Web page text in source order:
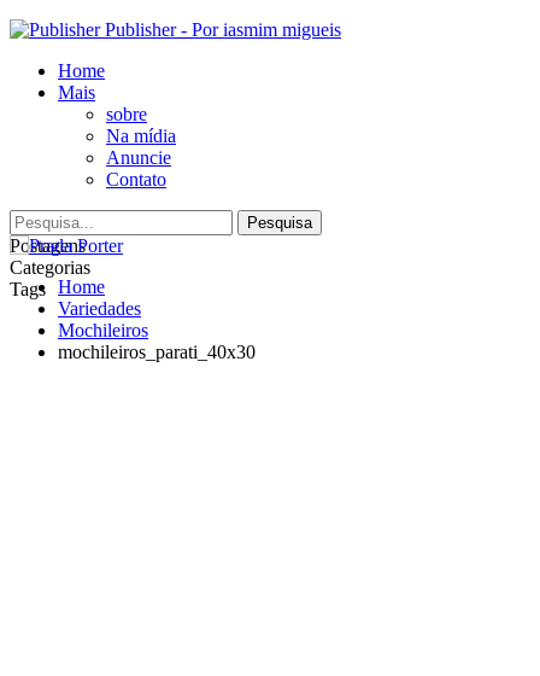
Publisher - Por iasmim migueis
Home
Mais
sobre
Na mídia
Anuncie
Contato
Postagens
Categorias
Tags Home
Variedades
Mochileiros
mochileiros_parati_40x30